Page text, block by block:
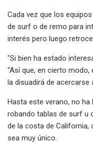
Cada vez que los
de surf o de remo para
interés pero luego
"Si bien ha estado
"Así que, en cierto
la disuadirá de acercarse
Hasta este verano, no
robando tablas de surf u
de la costa de California,
sea muy único.